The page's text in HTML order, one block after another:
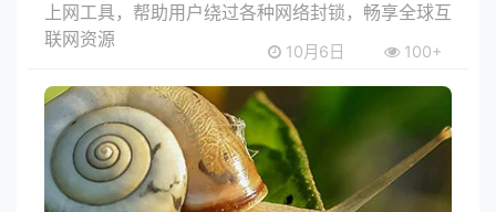
上网工具，帮助用户绕过各种网络封锁，畅享全球互
联网资源
10月6日 100+